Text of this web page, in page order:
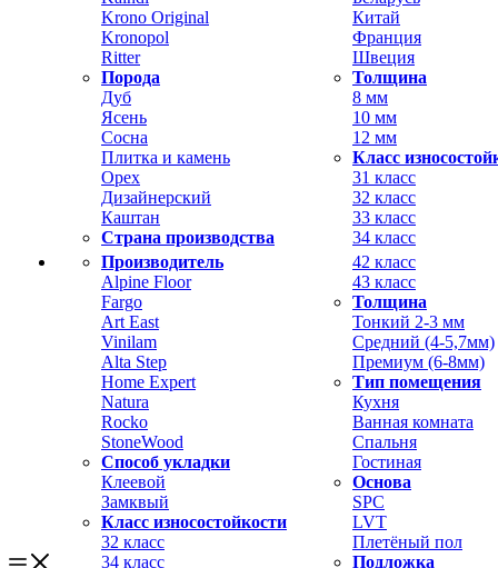
Krono Original
Kronopol
Ritter
Порода
Дуб
Ясень
Сосна
Плитка и камень
Орех
Дизайнерский
Каштан
Страна производства
Китай
Франция
Швеция
Толщина
8 мм
10 мм
12 мм
Класс
31 класс
32 класс
33 класс
34 класс
Производитель
Alpine Floor
Fargo
Art East
Vinilam
Alta Step
Home Expert
Natura
Rocko
StoneWood
Способ укладки
Клеевой
Замквый
Класс износостойкости
32 класс
34 класс
42 класс
43 класс
Толщина
Тонкий 2-3 мм
Средний (4-5,7мм)
Премиум (6-8мм)
Тип помещения
Кухня
Ванная комната
Спальня
Гостиная
Основа
SPC
LVT
Плетёный пол
Подложка